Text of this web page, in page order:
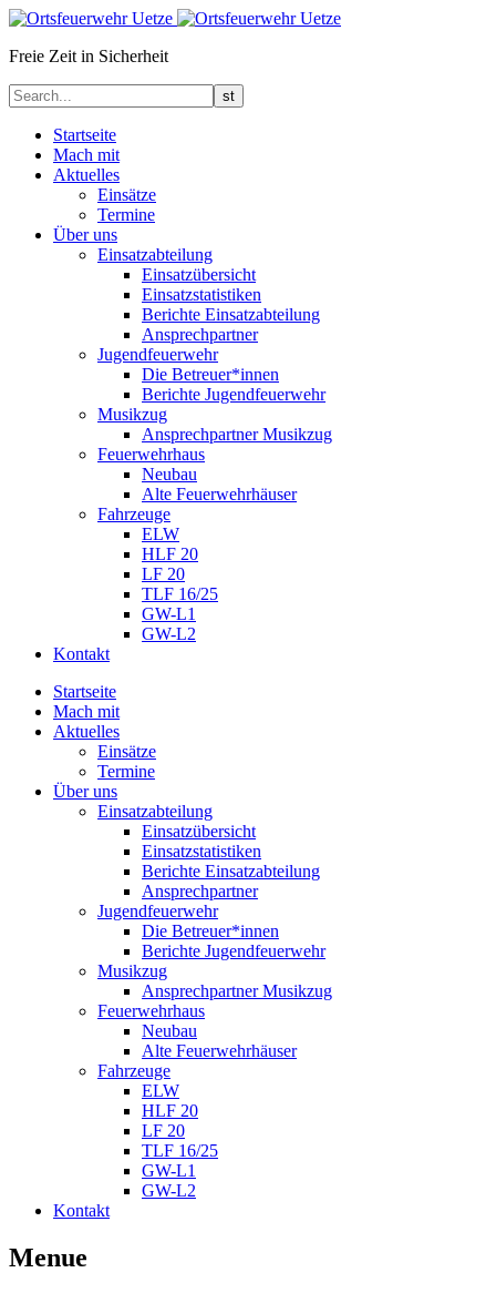
Freie Zeit in Sicherheit
Startseite
Mach mit
Aktuelles
Einsätze
Termine
Über uns
Einsatzabteilung
Einsatzübersicht
Einsatzstatistiken
Berichte Einsatzabteilung
Ansprechpartner
Jugendfeuerwehr
Die Betreuer*innen
Berichte Jugendfeuerwehr
Musikzug
Ansprechpartner Musikzug
Feuerwehrhaus
Neubau
Alte Feuerwehrhäuser
Fahrzeuge
ELW
HLF 20
LF 20
TLF 16/25
GW-L1
GW-L2
Kontakt
Startseite
Mach mit
Aktuelles
Einsätze
Termine
Über uns
Einsatzabteilung
Einsatzübersicht
Einsatzstatistiken
Berichte Einsatzabteilung
Ansprechpartner
Jugendfeuerwehr
Die Betreuer*innen
Berichte Jugendfeuerwehr
Musikzug
Ansprechpartner Musikzug
Feuerwehrhaus
Neubau
Alte Feuerwehrhäuser
Fahrzeuge
ELW
HLF 20
LF 20
TLF 16/25
GW-L1
GW-L2
Kontakt
Menue